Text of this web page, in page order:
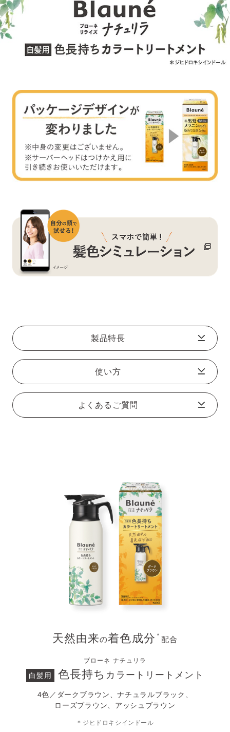
製品特長
使い方
よくあるご質問
天然由来の着色成分 ＊ 配合
ブローネ ナチュリラ
白髪用 色長持ち カラートリートメント
4色／ダークブラウン、ナチュラルブラック、
ローズブラウン、アッシュブラウン
＊ジヒドロキシインドール